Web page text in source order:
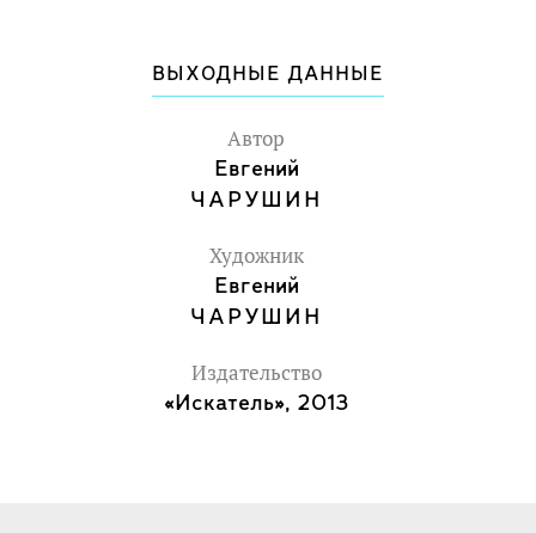
ВЫХОДНЫЕ ДАННЫЕ
Автор
Евгений
ЧАРУШИН
Художник
Евгений
ЧАРУШИН
Издательство
«Искатель», 2013